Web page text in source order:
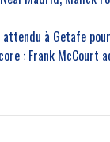
attendu à Getafe
: Frank